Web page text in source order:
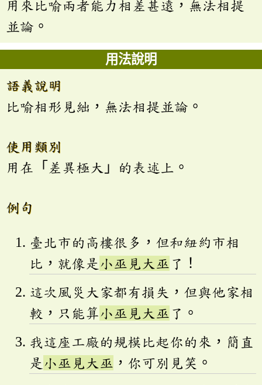
用來比喻兩者能力相差甚遠，無法相提
並論。
用法說明
語義說明
比喻相形見絀，無法相提並論。
使用類別
用在「差異極大」的表述上。
例句
臺北市的高樓很多，但和紐約市相
比，就像是 小巫見大巫 了！
這次風災大家都有損失，但與他家相
較，只能算小巫見大巫 了。
我這座工廠的規模比起你的來，簡直
是 小巫見大巫 ，你可別見笑。